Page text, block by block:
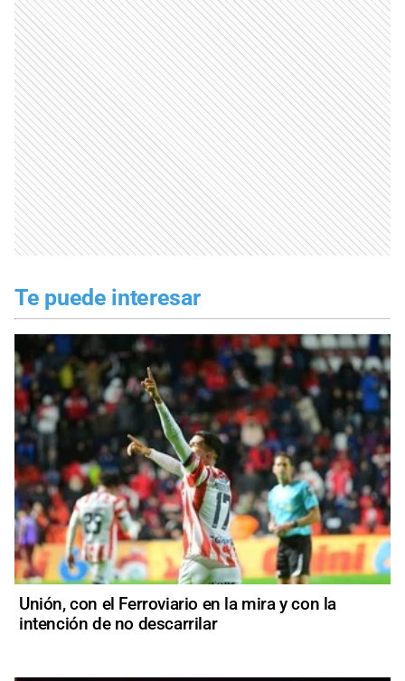
Te puede interesar
Unión, con el Ferroviario en la mira y con la
intención de no descarrilar